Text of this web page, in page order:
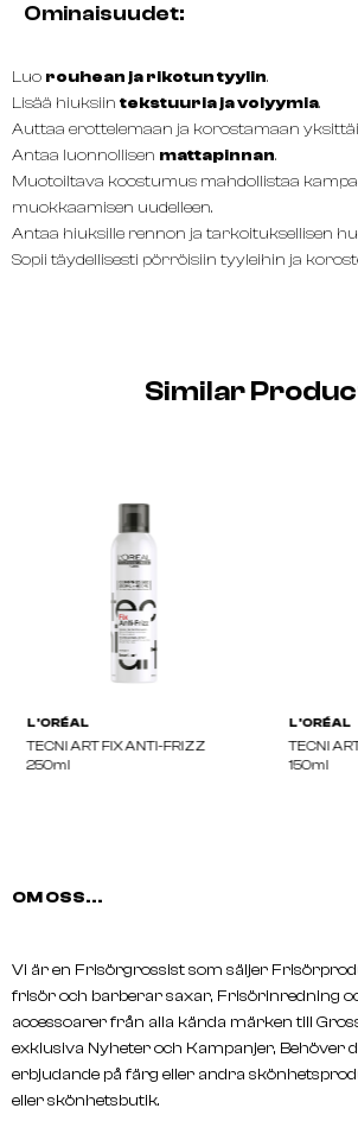
Ominaisuudet:
Luo rouhean ja rikotun tyylin.
Lisää hiuksiin tekstuuria ja volyymia.
Auttaa erottelemaan ja korostamaan
Antaa luonnollisen mattapinnan.
Muotoiltava koostumus mahdollistaa
muokkaamisen uudelleen.
Antaa hiuksille rennon ja tarkoituksellisen
Sopii täydellisesti pörröisiin tyyleihin ja
Similar
L'ORÉAL
TECNI ART FIX ANTI-FRIZZ
250ml
OM OSS...
Vi är en Frisörgrossist som säljer
frisör och barberar saxar, Frisörinredning
accessoarer från alla kända märken till
exklusiva Nyheter och Kampanjer, Behöver
erbjudande på färg eller andra
eller skönhetsbutik.